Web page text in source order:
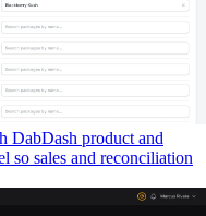
DabDash product and
so sales and reconciliation